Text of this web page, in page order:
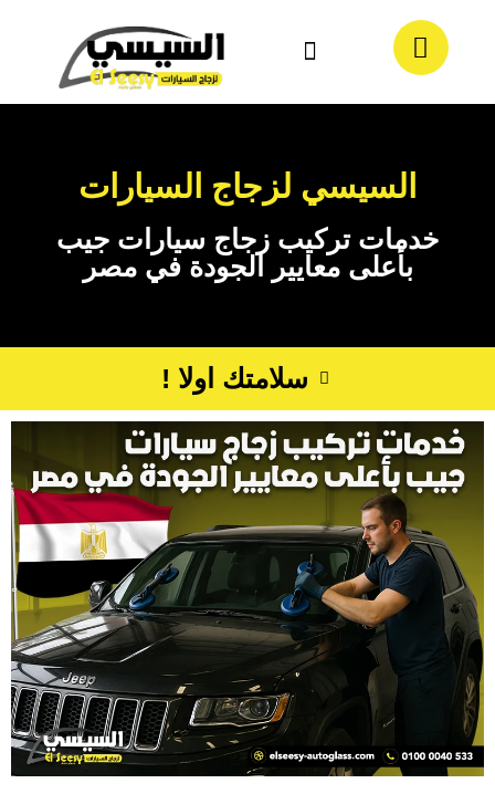
السيسي لزجاج السيارات
خدمات تركيب زجاج سيارات جيب
بأعلى معايير الجودة في مصر
سلامتك اولا !